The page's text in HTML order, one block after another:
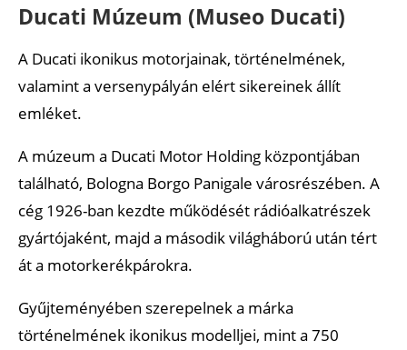
Ducati Múzeum (Museo Ducati)
A Ducati ikonikus motorjainak, történelmének,
valamint a versenypályán elért sikereinek állít
emléket.
A múzeum a Ducati Motor Holding központjában
található, Bologna Borgo Panigale városrészében. A
cég 1926-ban kezdte működését rádióalkatrészek
gyártójaként, majd a második világháború után tért
át a motorkerékpárokra.
Gyűjteményében szerepelnek a márka
történelmének ikonikus modelljei, mint a 750